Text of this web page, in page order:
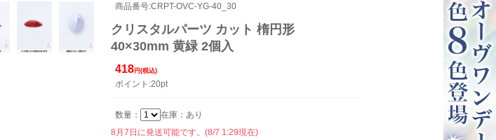
商品番号:CRPT-OVC-YG-40_30
クリスタルパーツ カット 楕円形
40×30mm 黄緑 2個入
418 円(税込)
ポイント:20pt
数量：
在庫：あり
8月7日に発送可能です。(8/7 1:29現在)